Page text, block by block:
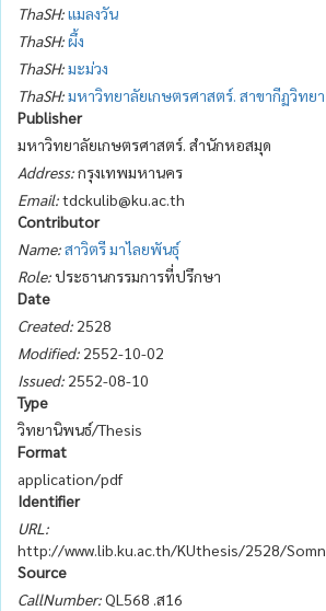
ThaSH:แมลงวัน
ThaSH:ผึ้ง
ThaSH:มะม่วง
ThaSH:มหาวิทยาลัยเกษตรศาสตร์. สาขากีฏวิทยา
Publisher
มหาวิทยาลัยเกษตรศาสตร์. สำนักหอสมุด
Address:กรุงเทพมหานคร
Email:tdckulib@ku.ac.th
Contributor
Name:สาวิตรี มาไลยพันธุ์
Role:ประธานกรรมการที่ปรึกษา
Date
Created: 2528
Modified: 2552-10-02
Issued: 2552-08-10
Type
วิทยานิพนธ์/Thesis
Format
application/pdf
Identifier
URL:
http://www.lib.ku.ac.th/KUthesis/2528/
Source
CallNumber:QL568 .ส16